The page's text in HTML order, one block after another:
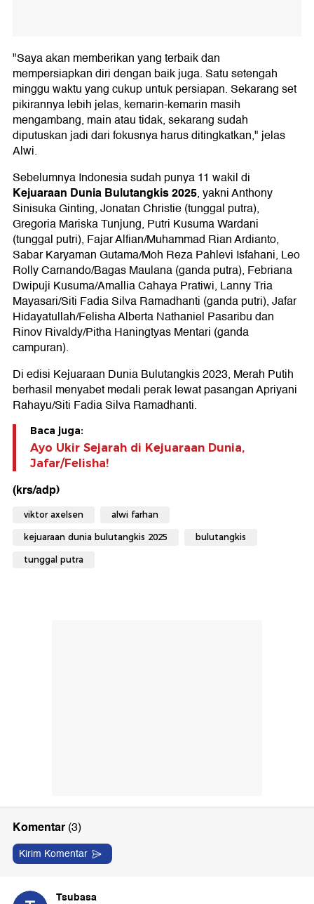
"Saya akan memberikan yang terbaik dan
mempersiapkan diri dengan baik juga. Satu setengah
minggu waktu yang cukup untuk persiapan. Sekarang set
pikirannya lebih jelas, kemarin-kemarin masih
mengambang, main atau tidak, sekarang sudah
diputuskan jadi dari fokusnya harus ditingkatkan," jelas
Alwi.
Sebelumnya Indonesia sudah punya 11 wakil di
Kejuaraan Dunia Bulutangkis 2025, yakni Anthony
Sinisuka Ginting, Jonatan Christie (tunggal putra),
Gregoria Mariska Tunjung, Putri Kusuma Wardani
(tunggal putri), Fajar Alfian/Muhammad Rian Ardianto,
Sabar Karyaman Gutama/Moh Reza Pahlevi Isfahani, Leo
Rolly Carnando/Bagas Maulana (ganda putra), Febriana
Dwipuji Kusuma/Amallia Cahaya Pratiwi, Lanny Tria
Mayasari/Siti Fadia Silva Ramadhanti (ganda putri), Jafar
Hidayatullah/Felisha Alberta Nathaniel Pasaribu dan
Rinov Rivaldy/Pitha Haningtyas Mentari (ganda
campuran).
Di edisi Kejuaraan Dunia Bulutangkis 2023, Merah Putih
berhasil menyabet medali perak lewat pasangan Apriyani
Rahayu/Siti Fadia Silva Ramadhanti.
Baca juga:
Ayo Ukir Sejarah di Kejuaraan Dunia,
Jafar/Felisha!
(krs/adp)
viktor axelsen alwi farhan
kejuaraan dunia bulutangkis 2025 bulutangkis
tunggal putra